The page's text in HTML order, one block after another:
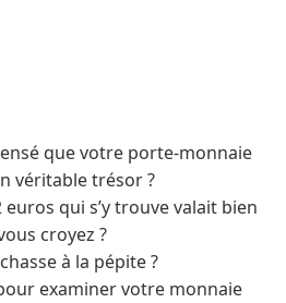
que votre porte-monnaie
véritable trésor ?
euros qui s’y trouve valait bien
croyez ?
à la pépite ?
examiner votre monnaie